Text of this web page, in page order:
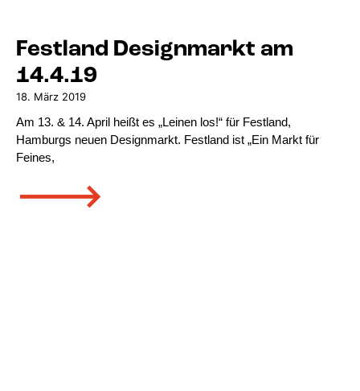
Festland Designmarkt am
14.4.19
18. März 2019
Am 13. & 14. April heißt es „Leinen los!“ für Festland,
Hamburgs neuen Designmarkt. Festland ist „Ein Markt für
Feines,
🡒